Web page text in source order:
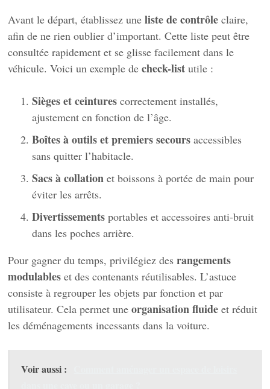
Avant le départ, établissez uneliste de contrôle claire,
afin de ne rien oublier d’important. Cette liste peut être
consultée rapidement et se glisse facilement dans le
véhicule. Voici un exemple decheck-list utile :
Sièges et ceintures correctement installés,
ajustement en fonction de l’âge.
Boîtes à outils et premiers secours accessibles
sans quitter l’habitacle.
Sacs à collation et boissons à portée de main pour
éviter les arrêts.
Divertissements portables et accessoires anti-bruit
dans les poches arrière.
Pour gagner du temps, privilégiez desrangements
modulables et des contenants réutilisables. L’astuce
consiste à regrouper les objets par fonction et par
utilisateur. Cela permet uneorganisation fluide et réduit
les déménagements incessants dans la voiture.
Voir aussi :